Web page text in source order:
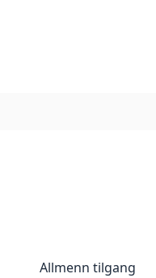
Allmenn tilgang